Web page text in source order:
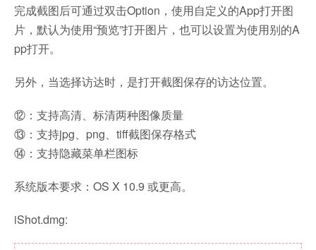
完成截图后可通过双击Option，使用自定义的App打开图
片，默认为使用“预览”打开图片，也可以设置为使用别的A
pp打开。
另外，当选择访达时，是打开截图保存的访达位置。
⑫：支持高清、标清两种图像质量
⑬：支持jpg、png、tiff截图保存格式
⑭：支持隐藏菜单栏图标
系统版本要求：OS X 10.9 或更高。
iShot.dmg: